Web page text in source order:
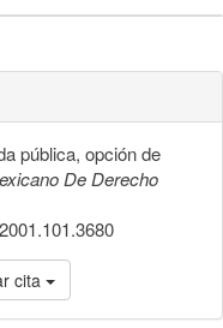
pública, opción de
De Derecho
cita